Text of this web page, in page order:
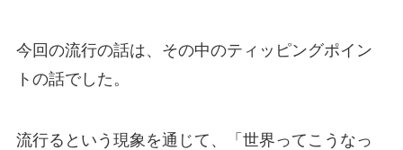
今回の流行の話は、その中のティッピングポイン
トの話でした。
流行るという現象を通じて、「世界ってこうなっ